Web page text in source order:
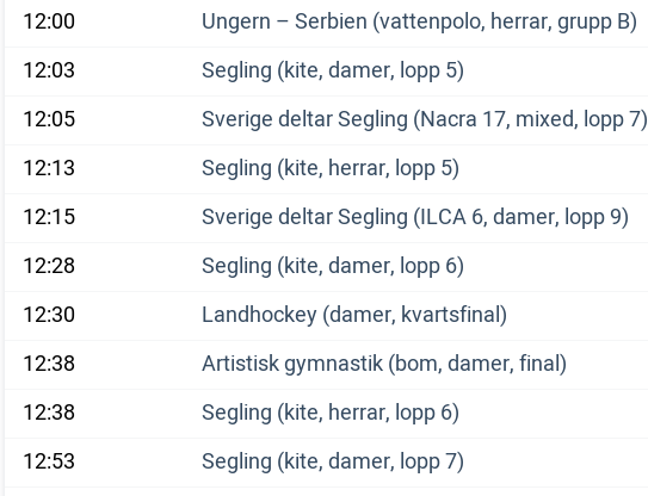
12:00
Ungern – Serbien (vattenpolo, herrar, grupp B)
12:03
Segling (kite, damer, lopp 5)
12:05
Sverige deltar Segling (Nacra 17, mixed, lopp 7)
12:13
Segling (kite, herrar, lopp 5)
12:15
Sverige deltar Segling (ILCA 6, damer, lopp 9)
12:28
Segling (kite, damer, lopp 6)
12:30
Landhockey (damer, kvartsfinal)
12:38
Artistisk gymnastik (bom, damer, final)
12:38
Segling (kite, herrar, lopp 6)
12:53
Segling (kite, damer, lopp 7)